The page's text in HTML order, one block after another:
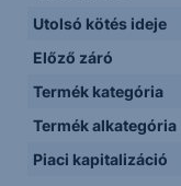
Utolsó kötés ideje
Előző záró
Termék kategória
Termék alkategória
Piaci kapitalizáció